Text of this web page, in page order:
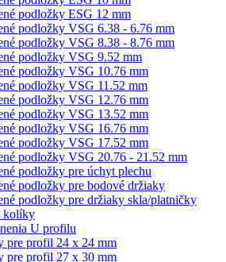
podložky ESG 12 mm
podložky VSG 6.38 - 6.76 mm
podložky VSG 8.38 - 8.76 mm
podložky VSG 9.52 mm
podložky VSG 10.76 mm
podložky VSG 11.52 mm
podložky VSG 12.76 mm
podložky VSG 13.52 mm
podložky VSG 16.76 mm
podložky VSG 17.52 mm
podložky VSG 20.76 - 21.52 mm
podložky pre úchyt plechu
podložky pre bodové držiaky
podložky pre držiaky skla/platničky
kolíky
U profilu
pre profil 24 x 24 mm
pre profil 27 x 30 mm